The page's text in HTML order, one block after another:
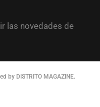
las novedades de
by DISTRITO MAGAZINE.